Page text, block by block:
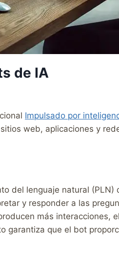
de IA
Impulsado por
web, aplicaciones y
del lenguaje natural
y responder a las
más interacciones,
garantiza que el bot